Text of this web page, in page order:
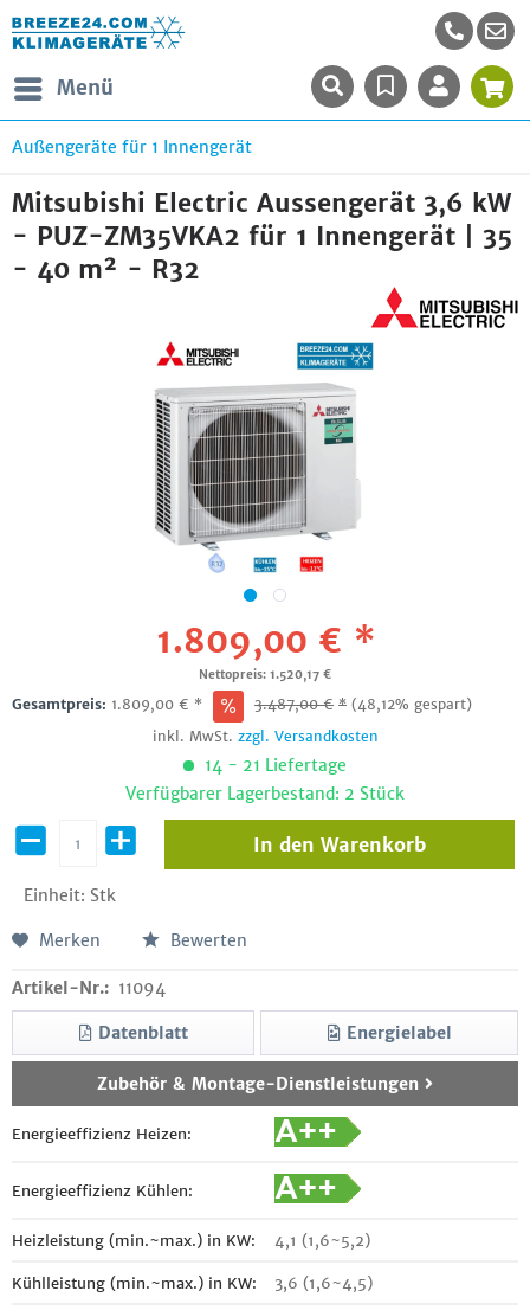
Menü
Außengeräte für 1 Innengerät
Mitsubishi Electric Aussengerät 3,6 kW
- PUZ-ZM35VKA2 für 1 Innengerät | 35
- 40 m² - R32
1.809,00 € *
Nettopreis: 1.520,17 €
Gesamtpreis: 1.809,00 € * 3.487,00€ * (48,12% gespart)
inkl. MwSt. zzgl. Versandkosten
14 - 21 Liefertage
Verfügbarer Lagerbestand: 2 Stück
Einheit: Stk
In den Warenkorb
Merken Bewerten
Artikel-Nr.: 11094
Datenblatt Energielabel
Zubehör & Montage-Dienstleistungen
Energieeffizienz Heizen:
Energieeffizienz Kühlen:
Heizleistung (min.~max.) in KW: 4,1 (1,6~5,2)
Kühlleistung (min.~max.) in KW: 3,6 (1,6~4,5)